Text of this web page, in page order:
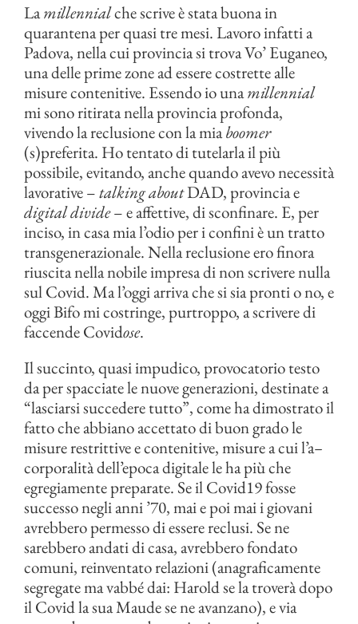
Lamillennialche scrive è stata buona in
quarantena per quasi tre mesi. Lavoro infatti a
Padova, nella cui provincia si trova Vo’ Euganeo,
una delle prime zone ad essere costrette alle
misure contenitive. Essendo io unamillennial
mi sono ritirata nella provincia profonda,
vivendo la reclusione con la miaboomer
(s)preferita. Ho tentato di tutelarla il più
possibile, evitando, anche quando avevo necessità
lavorative –talking aboutDAD, provincia e
digital divide– e affettive, di sconfinare. E, per
inciso, in casa mia l’odio per i confini è un tratto
transgenerazionale. Nella reclusione ero finora
riuscita nella nobile impresa di non scrivere nulla
sul Covid. Ma l’oggi arriva che si sia pronti o no, e
oggi Bifo mi costringe, purtroppo, a scrivere di
faccende Covidose.
Il succinto, quasi impudico, provocatorio testo
da per spacciate le nuove generazioni, destinate a
“lasciarsi succedere tutto”, come ha dimostrato il
fatto che abbiano accettato di buon grado le
misure restrittive e contenitive, misure a cui l’a–
corporalità dell’epoca digitale le ha più che
egregiamente preparate. Se il Covid19 fosse
successo negli anni ’70, mai e poi mai i giovani
avrebbero permesso di essere reclusi. Se ne
sarebbero andati di casa, avrebbero fondato
comuni, reinventato relazioni (anagraficamente
segregate ma vabbé dai: Harold se la troverà dopo
il Covid la sua Maude se ne avanzano), e via